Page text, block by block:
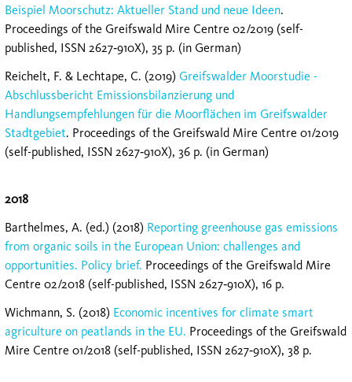
Beispiel Moorschutz: Aktueller Stand und neue Ideen.
Proceedings of the Greifswald Mire Centre 02/2019 (self-
published, ISSN 2627‐910X), 35 p. (in German)
Reichelt, F. & Lechtape, C. (2019) Greifswalder Moorstudie -
Abschlussbericht Emissionsbilanzierung und
Handlungsempfehlungen für die Moorflächen im Greifswalder
Stadtgebiet. Proceedings of the Greifswald Mire Centre 01/2019
(self-published, ISSN 2627‐910X), 36 p. (in German)
2018
Barthelmes, A. (ed.) (2018) Reporting greenhouse gas emissions
from organic soils in the European Union: challenges and
opportunities. Policy brief. Proceedings of the Greifswald Mire
Centre 02/2018 (self-published, ISSN 2627‐910X), 16 p.
Wichmann, S. (2018) Economic incentives for climate smart
agriculture on peatlands in the EU. Proceedings of the Greifswald
Mire Centre 01/2018 (self-published, ISSN 2627‐910X), 38 p.